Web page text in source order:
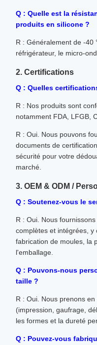
Q : Quelle est la
produits en silicone ?
R : Généralement de -40
réfrigérateur, le micro-
2. Certifications
Q : Quelles
R : Nos produits sont
notamment FDA, LFGB,
R : Oui. Nous pouvons
documents de
sécurité pour votre
marché.
3. OEM & ODM /
Q : Soutenez-vous le
R : Oui. Nous
complètes et intégrées, y
fabrication de moules, la
l'emballage.
Q : Pouvons-nous
taille ?
R : Oui. Nous prenons
(impression, gaufrage,
les formes et la dureté
Q : Pouvez-vous